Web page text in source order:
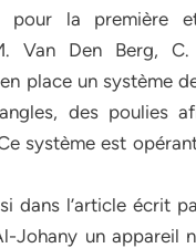
pour la première
Van Den Berg,
place un système
des poulies
système est
dans l’article écrit
Johany un appareil